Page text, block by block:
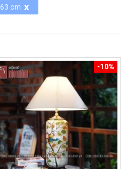
63 cm x
-10%